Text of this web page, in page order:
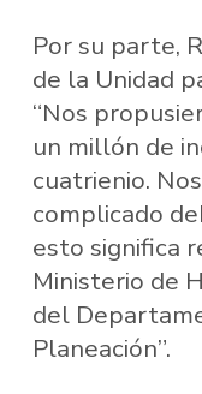
Por su parte,
de la Unidad
“Nos
un millón de
cuatrienio.
complicado
esto significa
Ministerio de
del
Planeación”.